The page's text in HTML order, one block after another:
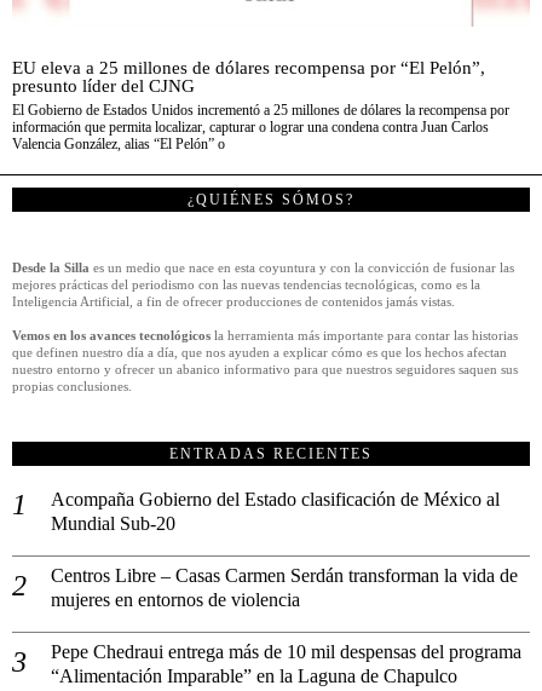
EU eleva a 25 millones de dólares recompensa por “El Pelón”,
presunto líder del CJNG
El Gobierno de Estados Unidos incrementó a 25 millones de dólares la recompensa por
información que permita localizar, capturar o lograr una condena contra Juan Carlos
Valencia González, alias “El Pelón” o
¿QUIÉNES SÓMOS?
Desde la Silla es un medio que nace en esta coyuntura y con la convicción de fusionar las
mejores prácticas del periodismo con las nuevas tendencias tecnológicas, como es la
Inteligencia Artificial, a fin de ofrecer producciones de contenidos jamás vistas.
Vemos en los avances tecnológicos la herramienta más importante para contar las historias
que definen nuestro día a día, que nos ayuden a explicar cómo es que los hechos afectan
nuestro entorno y ofrecer un abanico informativo para que nuestros seguidores saquen sus
propias conclusiones.
ENTRADAS RECIENTES
Acompaña Gobierno del Estado clasificación de México al
Mundial Sub-20
Centros Libre – Casas Carmen Serdán transforman la vida de
mujeres en entornos de violencia
Pepe Chedraui entrega más de 10 mil despensas del programa
“Alimentación Imparable” en la Laguna de Chapulco